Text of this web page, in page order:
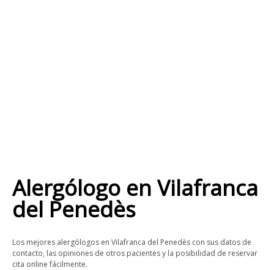
Alergólogo enVilafranca
del Penedès
Los mejores alergólogos en Vilafranca del Penedès con sus datos de
contacto, las opiniones de otros pacientes y la posibilidad de reservar
cita online fácilmente.